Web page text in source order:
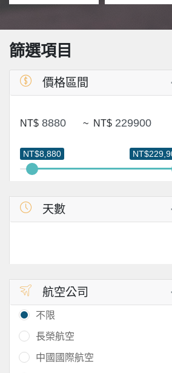
篩選項目
價格區間
NT$ ~ NT$
NT$8,880
天數
航空公司
不限
長榮航空
中國國際航空